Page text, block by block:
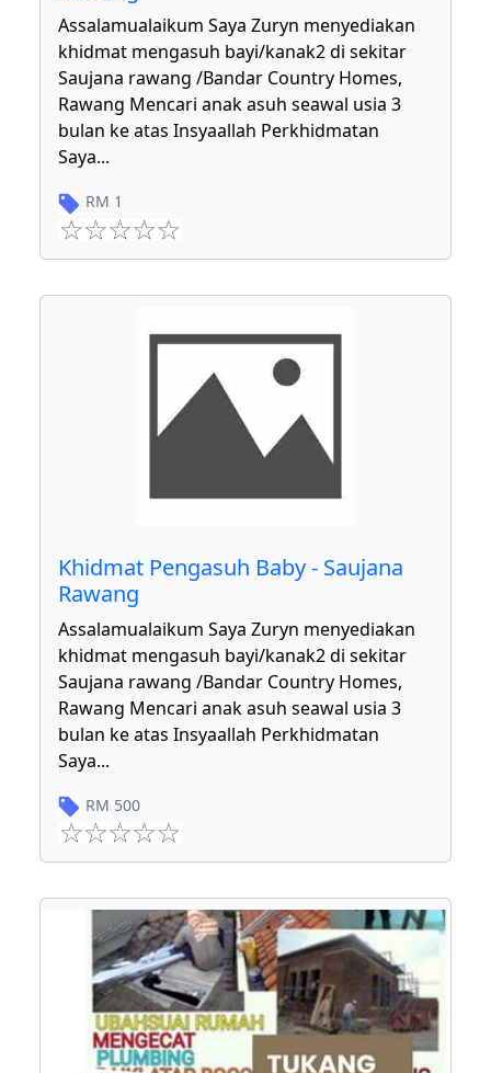
Assalamualaikum Saya Zuryn menyediakan
khidmat mengasuh bayi/kanak2 di sekitar
Saujana rawang /Bandar Country Homes,
Rawang Mencari anak asuh seawal usia 3
bulan ke atas Insyaallah Perkhidmatan
Saya...
RM 1
Khidmat Pengasuh Baby - Saujana
Rawang
Assalamualaikum Saya Zuryn menyediakan
khidmat mengasuh bayi/kanak2 di sekitar
Saujana rawang /Bandar Country Homes,
Rawang Mencari anak asuh seawal usia 3
bulan ke atas Insyaallah Perkhidmatan
Saya...
RM 500